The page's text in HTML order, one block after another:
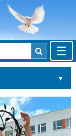
☰
